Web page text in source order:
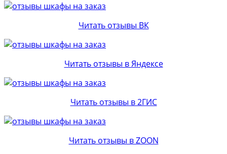
Читать отзывы ВК
Читать отзывы в Яндексе
Читать отзывы в 2ГИС
Читать отзывы в ZOON